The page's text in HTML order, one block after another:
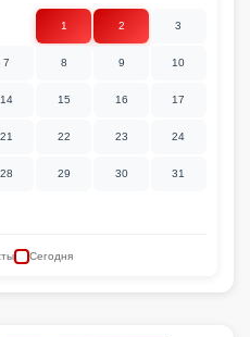
1 2 3
7 8 9 10
14 15 16 17
21 22 23 24
28 29 30 31
Сегодня